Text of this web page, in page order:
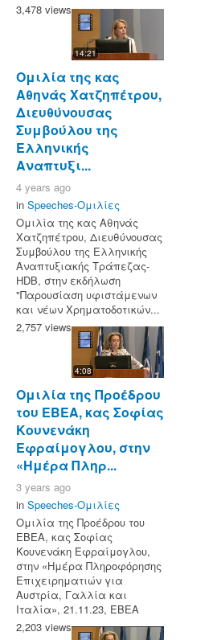
3,478 views
14:21
Ομιλία της κας
Αθηνάς Χατζηπέτρου,
Διευθύνουσας
Συμβούλου της
Ελληνικής
Αναπτυξι...
4 years ago
in Speeches-Ομιλίες
Ομιλία της κας Αθηνάς
Χατζηπέτρου, Διευθύνουσας
Συμβούλου της Ελληνικής
Αναπτυξιακής Τράπεζας-
HDB, στην εκδήλωση
"Παρουσίαση υφιστάμενων
και νέων Χρηματοδοτικών...
2,757 views
4:08
Ομιλία της Προέδρου
του ΕΒΕΑ, κας Σοφίας
Κουνενάκη
Εφραίμογλου, στην
«Ημέρα Πληρ...
3 years ago
in Speeches-Ομιλίες
Ομιλία της Προέδρου του
ΕΒΕΑ, κας Σοφίας
Κουνενάκη Εφραίμογλου,
στην «Ημέρα Πληροφόρησης
Επιχειρηματιών για
Αυστρία, Γαλλία και
Ιταλία», 21.11.23, ΕΒΕΑ
2,203 views